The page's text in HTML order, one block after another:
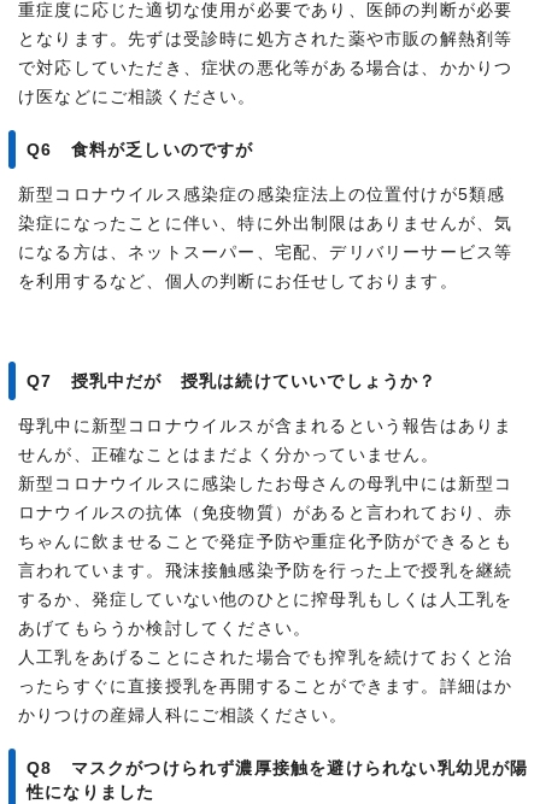
重症度に応じた適切な使用が必要であり、医師の判断が必要
となります。先ずは受診時に処方された薬や市販の解熱剤等
で対応していただき、症状の悪化等がある場合は、かかりつ
け医などにご相談ください。
Q6 食料が乏しいのですが
新型コロナウイルス感染症の感染症法上の位置付けが5類感
染症になったことに伴い、特に外出制限はありませんが、気
になる方は、ネットスーパー、宅配、デリバリーサービス等
を利用するなど、個人の判断にお任せしております。
Q7 授乳中だが 授乳は続けていいでしょうか？
母乳中に新型コロナウイルスが含まれるという報告はありま
せんが、正確なことはまだよく分かっていません。
新型コロナウイルスに感染したお母さんの母乳中には新型コ
ロナウイルスの抗体（免疫物質）があると言われており、赤
ちゃんに飲ませることで発症予防や重症化予防ができるとも
言われています。飛沫接触感染予防を行った上で授乳を継続
するか、発症していない他のひとに搾母乳もしくは人工乳を
あげてもらうか検討してください。
人工乳をあげることにされた場合でも搾乳を続けておくと治
ったらすぐに直接授乳を再開することができます。詳細はか
かりつけの産婦人科にご相談ください。
Q8 マスクがつけられず濃厚接触を避けられない乳幼児が陽
性になりました